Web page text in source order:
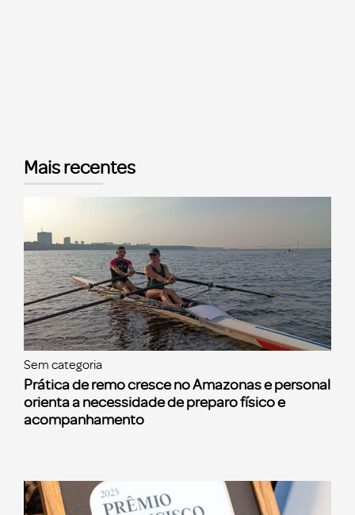
Mais recentes
Sem categoria
Prática de remo cresce no Amazonas e personal
orienta a necessidade de preparo físico e
acompanhamento